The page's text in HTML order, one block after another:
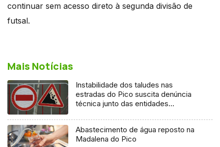
continuar sem acesso direto à segunda divisão de
futsal.
Mais Notícias
Instabilidade dos taludes nas
estradas do Pico suscita denúncia
técnica junto das entidades
Abastecimento de água reposto na
Madalena do Pico